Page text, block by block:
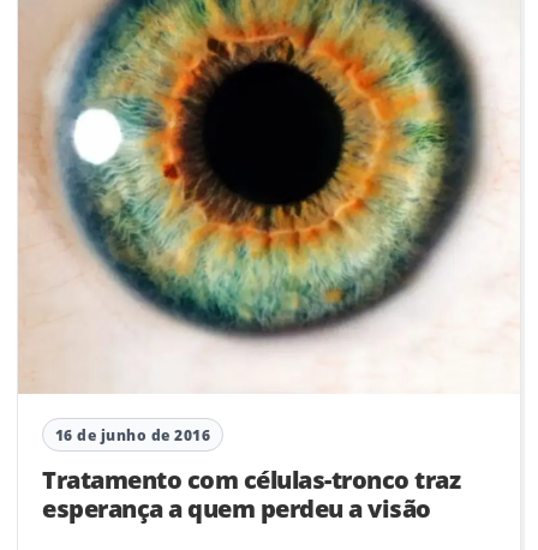
16 de junho de 2016
Tratamento com células-tronco traz
esperança a quem perdeu a visão